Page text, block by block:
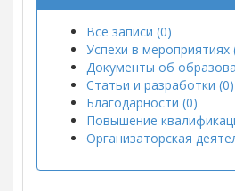
Все записи (0)
Успехи в мероприятиях
Документы об
Статьи и разработки (0)
Благодарности (0)
Повышение
Организаторская